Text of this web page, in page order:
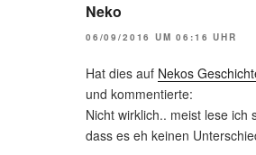
Neko
06/09/2016 UM 06:16 UHR
Hat dies auf Nekos
und kommentierte:
Nicht wirklich.. meist lese ich
dass es eh keinen